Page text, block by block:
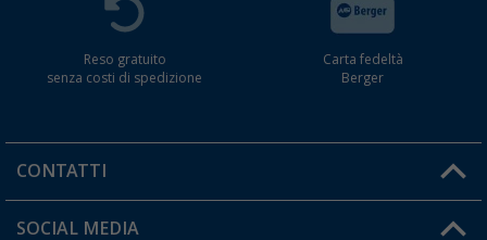
Reso gratuito
senza costi di spedizione
Carta fedeltà
Berger
CONTATTI
Orari di apertura del servizio:
SOCIAL MEDIA